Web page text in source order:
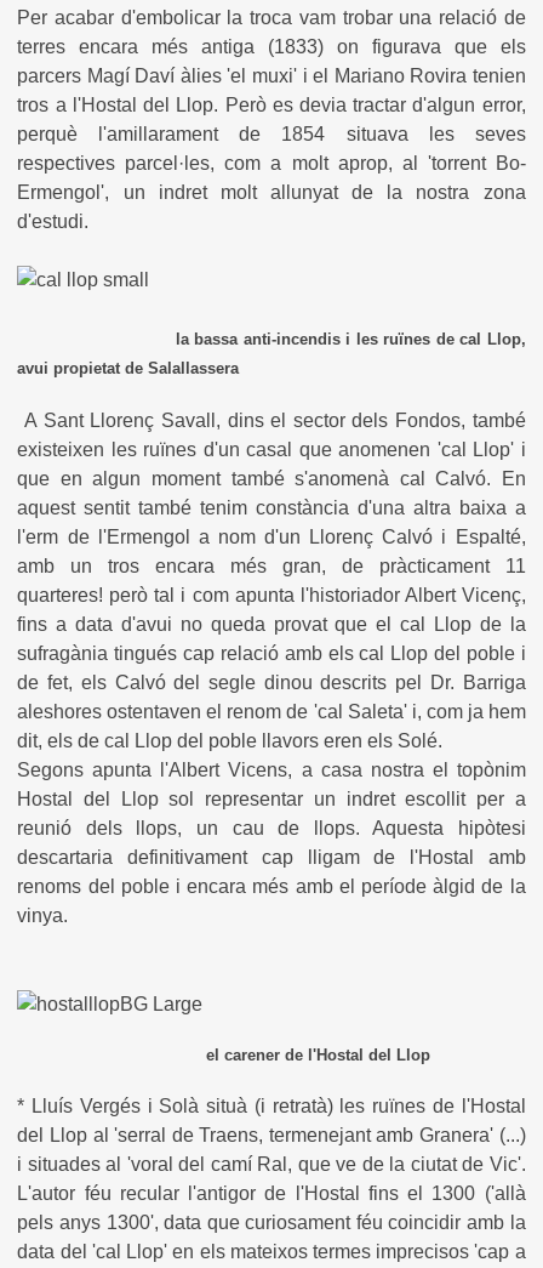
Per acabar d'embolicar la troca vam trobar una relació de
terres encara més antiga (1833) on figurava que els
parcers Magí Daví àlies 'el muxi' i el Mariano Rovira tenien
tros a l'Hostal del Llop. Però es devia tractar d'algun error,
perquè l'amillarament de 1854 situava les seves
respectives parcel·les, com a molt aprop, al 'torrent Bo-
Ermengol', un indret molt allunyat de la nostra zona
d'estudi.
la bassa anti-incendis i les ruïnes de cal Llop,
avui propietat de Salallassera
A Sant Llorenç Savall, dins el sector dels Fondos, també
existeixen les ruïnes d'un casal que anomenen 'cal Llop' i
que en algun moment també s'anomenà cal Calvó. En
aquest sentit també tenim constància d'una altra baixa a
l'erm de l'Ermengol a nom d'un Llorenç Calvó i Espalté,
amb un tros encara més gran, de pràcticament 11
quarteres! però tal i com apunta l'historiador Albert Vicenç,
fins a data d'avui no queda provat que el cal Llop de la
sufragània tingués cap relació amb els cal Llop del poble i
de fet, els Calvó del segle dinou descrits pel Dr. Barriga
aleshores ostentaven el renom de 'cal Saleta' i, com ja hem
dit, els de cal Llop del poble llavors eren els Solé.
Segons apunta l'Albert Vicens, a casa nostra el topònim
Hostal del Llop sol representar un indret escollit per a
reunió dels llops, un cau de llops. Aquesta hipòtesi
descartaria definitivament cap lligam de l'Hostal amb
renoms del poble i encara més amb el període àlgid de la
vinya.
el carener de l'Hostal del Llop
* Lluís Vergés i Solà situà (i retratà) les ruïnes de l'Hostal
del Llop al 'serral de Traens, termenejant amb Granera' (...)
i situades al 'voral del camí Ral, que ve de la ciutat de Vic'.
L'autor féu recular l'antigor de l'Hostal fins el 1300 ('allà
pels anys 1300', data que curiosament féu coincidir amb la
data del 'cal Llop' en els mateixos termes imprecisos 'cap a